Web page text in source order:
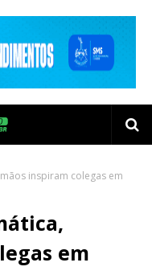
inspiram colegas em
em